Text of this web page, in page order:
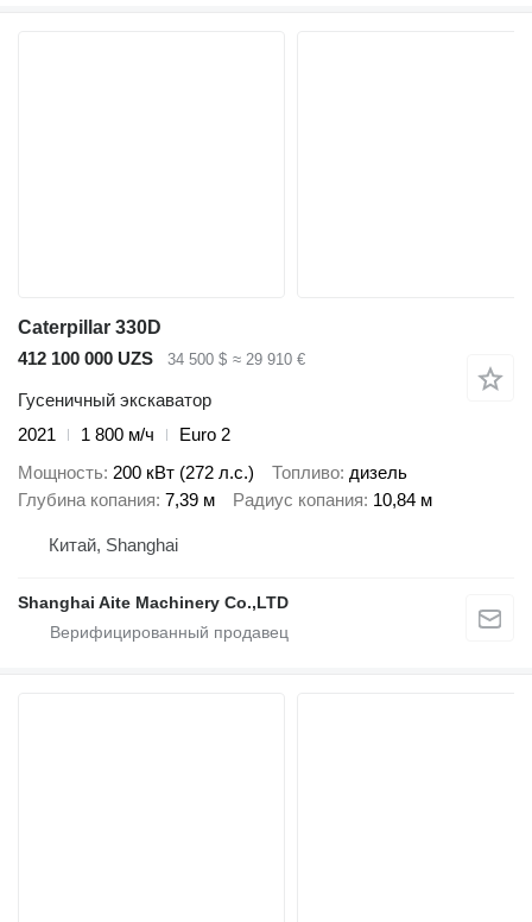
Caterpillar 330D
412 100 000 UZS
34 500 $ ≈ 29 910 €
Гусеничный экскаватор
2021
1 800 м/ч
Euro 2
Мощность 200 кВт (272 л.с.) Топливо дизель
Глубина копания 7,39 м Радиус копания 10,84 м
Китай, Shanghai
Shanghai Aite Machinery Co.,LTD